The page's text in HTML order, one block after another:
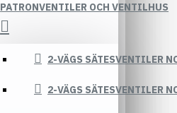
PATRONVENTILER OCH VENTILHUS
2-VÄGS SÄTESVENTILER
2-VÄGS SÄTESVENTILER